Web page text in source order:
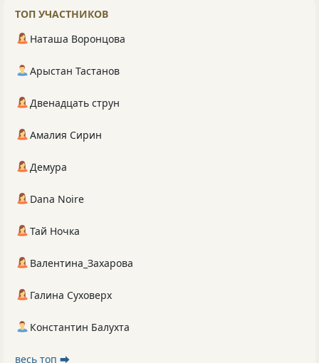
ТОП УЧАСТНИКОВ
Наташа Воронцова
Арыстан Тастанов
Двенадцать струн
Амалия Сирин
Демура
Dana Noire
Тай Ночка
Валентина_Захарова
Галина Суховерх
Константин Балухта
весь топ ⮕